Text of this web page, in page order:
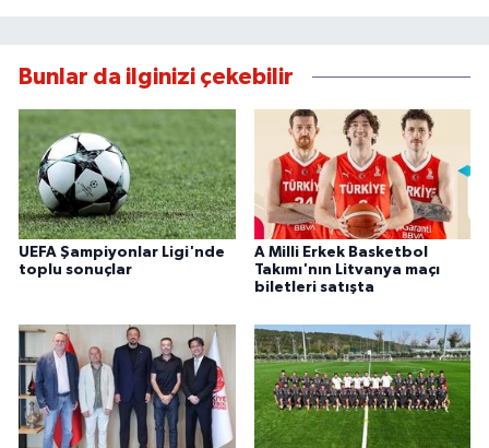
Bunlar da ilginizi çekebilir
UEFA Şampiyonlar Ligi'nde
toplu sonuçlar
A Milli Erkek Basketbol
Takımı'nın Litvanya maçı
biletleri satışta